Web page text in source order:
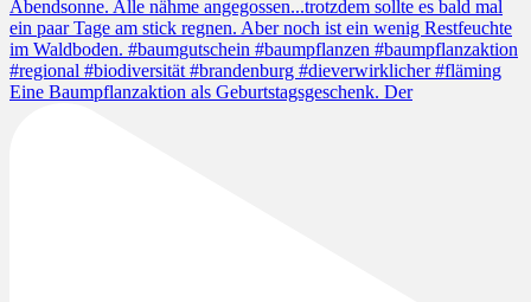
Eine Baumpflanzaktion als Geburtstagsgeschenk. Der